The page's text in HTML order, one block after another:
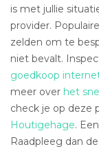
is met jullie
provider.
zelden om te
niet bevalt.
goedkoop
meer over het
check je op deze
Houtigehage.
Raadpleeg dan de